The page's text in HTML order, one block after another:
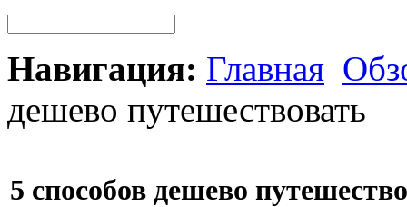
Навигация: Главная
дешево путешествовать
5 способов дешево